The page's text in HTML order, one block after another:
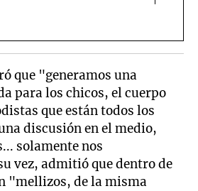
que "generamos una
para los chicos, el cuerpo
que están todos los
discusión en el medio,
solamente nos
vez, admitió que dentro de
"mellizos, de la misma